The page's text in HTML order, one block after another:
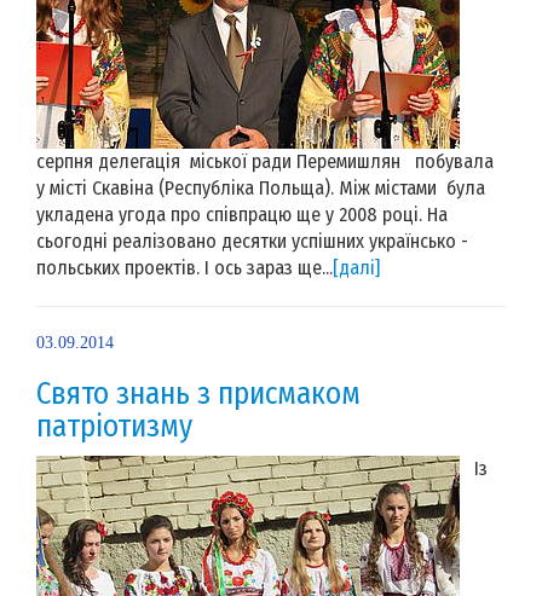
серпня делегація міської ради Перемишлян побувала
у місті Скавіна (Республіка Польща). Між містами була
укладена угода про співпрацю ще у 2008 році. На
сьогодні реалізовано десятки успішних українсько -
польських проектів. І ось зараз ще...[далі]
03.09.2014
Свято знань з присмаком
патріотизму
Із